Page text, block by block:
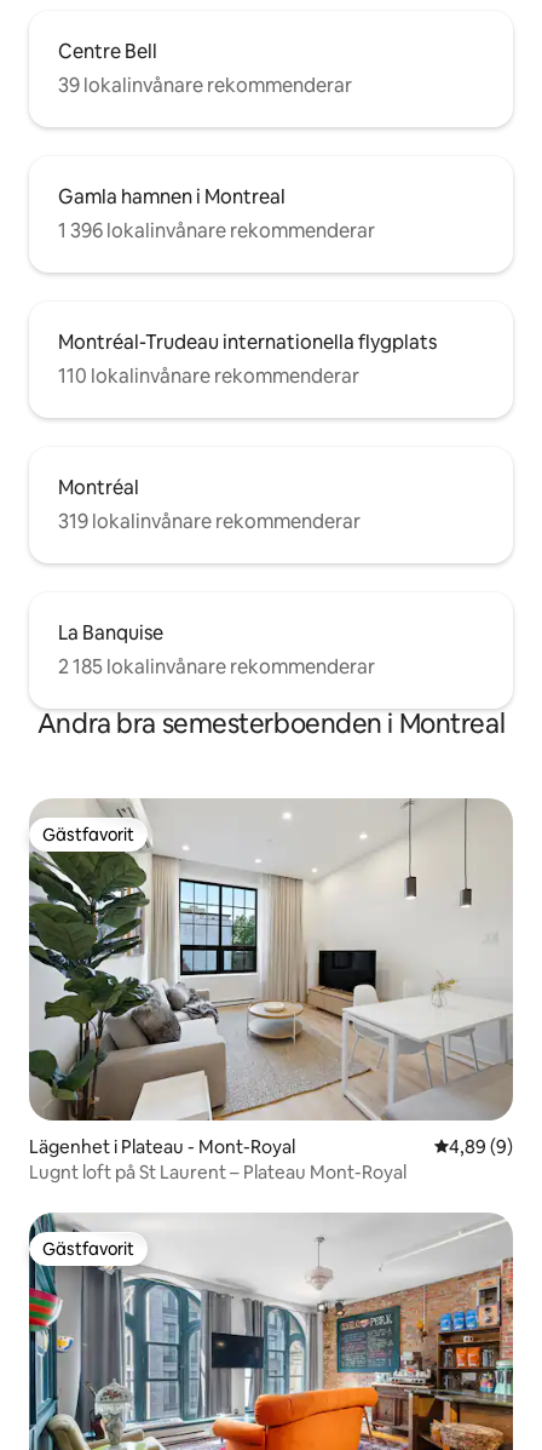
Centre Bell
39 lokalinvånare rekommenderar
Gamla hamnen i Montreal
1 396 lokalinvånare rekommenderar
Montréal-Trudeau internationella flygplats
110 lokalinvånare rekommenderar
Montréal
319 lokalinvånare rekommenderar
La Banquise
2 185 lokalinvånare rekommenderar
Andra bra semesterboenden i Montreal
Gästfavorit
Gästfavorit
Lägenhet i Plateau - Mont-Royal 4,89 av 5 i
4,89 (9)
Lugnt loft på St Laurent – Plateau Mont-Royal
Gästfavorit
Gästfavorit